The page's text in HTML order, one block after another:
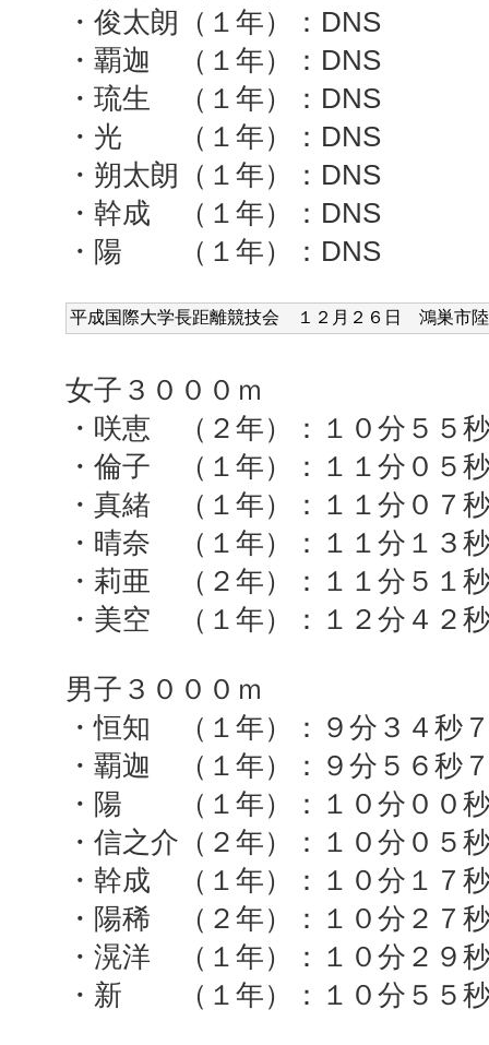
・俊太朗（１年）：DNS
・覇迦 （１年）：DNS
・琉生 （１年）：DNS
・光 （１年）：DNS
・朔太朗（１年）：DNS
・幹成 （１年）：DNS
・陽 （１年）：DNS
平成国際大学長距離競技会 １２ 月２６日 鴻巣市
女子３０００ｍ
・咲恵 （２年）：１０分５５
・倫子 （１年）：１１分０５
・真緒 （１年）：１１分０７
・晴奈 （１年）：１１分１３
・莉亜 （２年）：１１分５１
・美空 （１年）：１２分４２
男子３０００ｍ
・恒知 （１年）：９分３４秒
・覇迦 （１年）：９分５６秒
・陽 （１年）：１０分００
・信之介（２年）：１０分０５
・幹成 （１年）：１０分１７
・陽稀 （２年）：１０分２７
・滉洋 （１年）：１０分２９
・新 （１年）：１０分５５